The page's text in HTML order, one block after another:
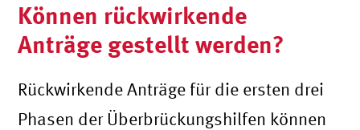
Können rückwirkende
Anträge gestellt werden?
Rückwirkende Anträge für die ersten drei
Phasen der Überbrückungshilfen können